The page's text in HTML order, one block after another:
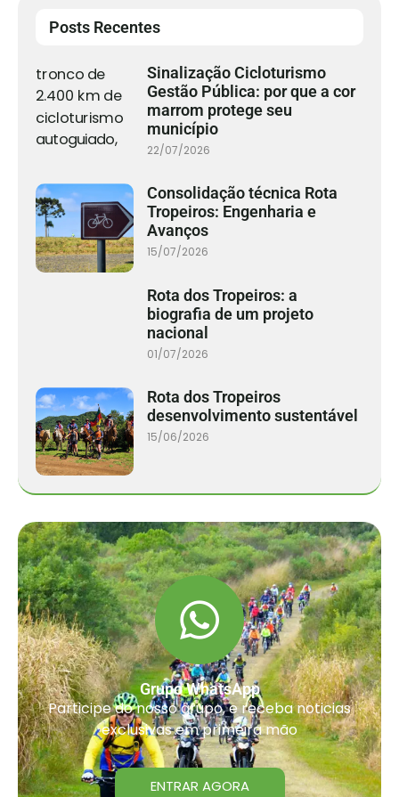
Posts Recentes
Sinalização Cicloturismo
Gestão Pública: por que a cor
marrom protege seu
município
22/07/2026
Consolidação técnica Rota
Tropeiros: Engenharia e
Avanços
15/07/2026
Rota dos Tropeiros: a
biografia de um projeto
nacional
01/07/2026
Rota dos Tropeiros
desenvolvimento sustentável
15/06/2026
Grupo WhatsApp
Participe do nosso grupo, e receba noticias
exclusivas em primeira mão
ENTRAR AGORA